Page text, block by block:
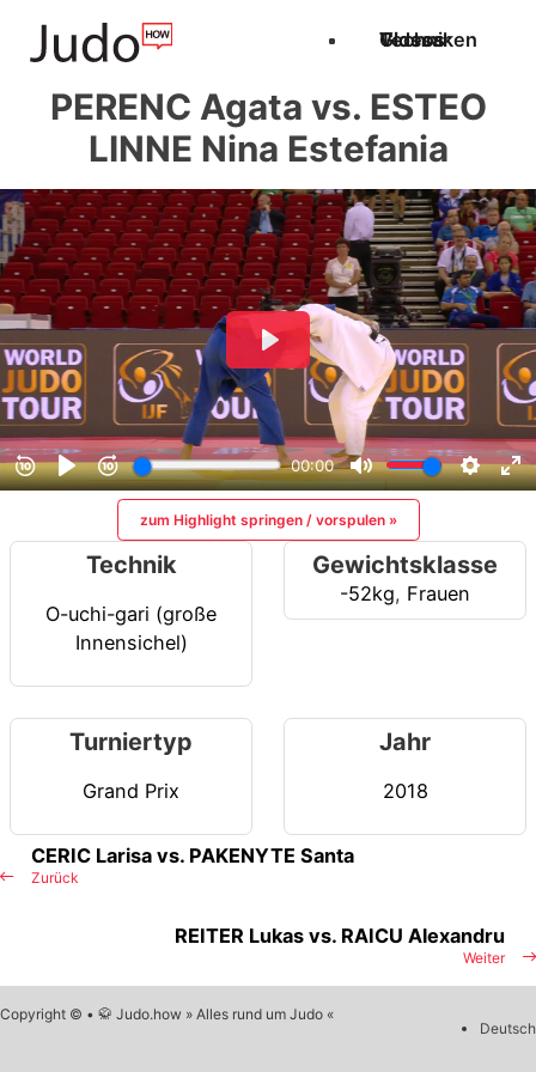
Techniken
Videos
Glossar
PERENC Agata vs. ESTEO
LINNE Nina Estefania
zum Highlight springen / vorspulen »
Technik
O-uchi-gari (große
Innensichel)
Gewichtsklasse
-52kg, Frauen
Turniertyp
Grand Prix
Jahr
2018
Zurück
CERIC Larisa vs. PAKENYTE Santa
Weiter
REITER Lukas vs. RAICU Alexandru
Copyright © • 🥋 Judo.how » Alles rund um Judo «
Deutsch